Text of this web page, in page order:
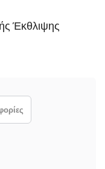
Έκθλιψης